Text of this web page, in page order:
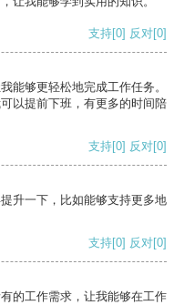
支持[0] 反对[0]
能够更轻松地完成工作任务。
以提前下班，有更多的时间陪
支持[0] 反对[0]
升一下，比如能够支持更多地
支持[0] 反对[0]
的工作需求，让我能够在工作